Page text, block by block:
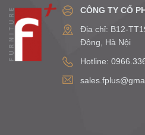
CÔNG TY CỔ
Địa chỉ: B12-
Đông, Hà Nội
Hotline: